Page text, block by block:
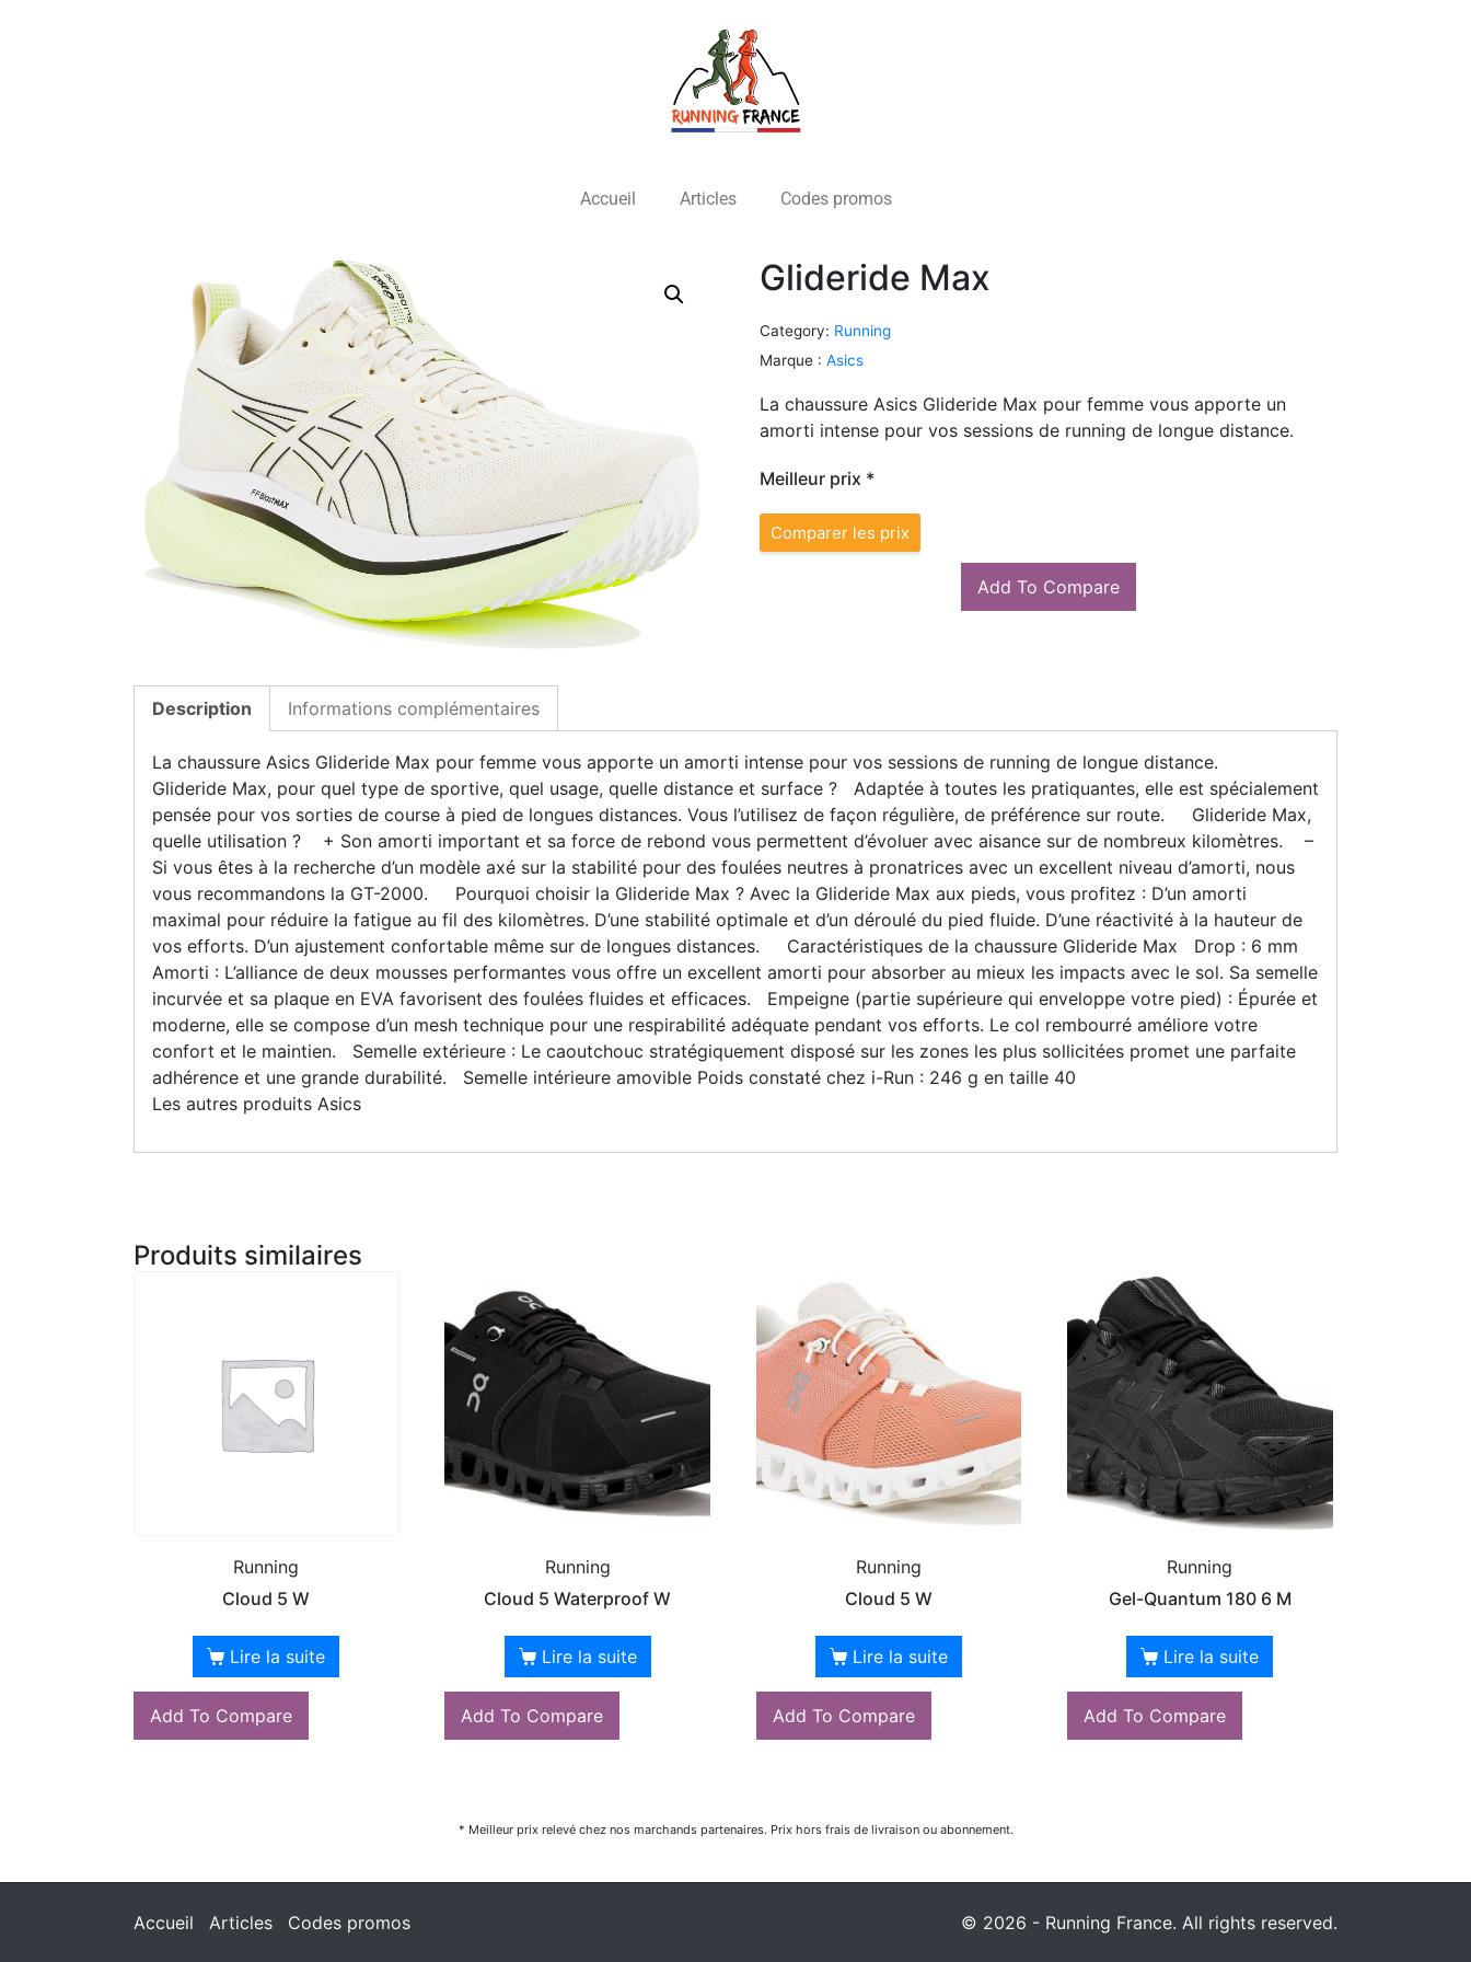
Accueil Articles Codes promos
Glideride Max
Category: Running
Marque : Asics
La chaussure Asics Glideride Max pour femme vous apporte un
amorti intense pour vos sessions de running de longue distance.
Meilleur prix *
Comparer les prix
Add To Compare
Description Informations complémentaires
La chaussure Asics Glideride Max pour femme vous apporte un amorti intense pour vos sessions de running de longue distance.
Glideride Max, pour quel type de sportive, quel usage, quelle distance et surface ? Adaptée à toutes les pratiquantes, elle est spécialement
pensée pour vos sorties de course à pied de longues distances. Vous l’utilisez de façon régulière, de préférence sur route. Glideride Max,
quelle utilisation ? + Son amorti important et sa force de rebond vous permettent d’évoluer avec aisance sur de nombreux kilomètres. –
Si vous êtes à la recherche d’un modèle axé sur la stabilité pour des foulées neutres à pronatrices avec un excellent niveau d’amorti, nous
vous recommandons la GT-2000. Pourquoi choisir la Glideride Max ? Avec la Glideride Max aux pieds, vous profitez : D’un amorti
maximal pour réduire la fatigue au fil des kilomètres. D’une stabilité optimale et d’un déroulé du pied fluide. D’une réactivité à la hauteur de
vos efforts. D’un ajustement confortable même sur de longues distances. Caractéristiques de la chaussure Glideride Max Drop : 6 mm
Amorti : L’alliance de deux mousses performantes vous offre un excellent amorti pour absorber au mieux les impacts avec le sol. Sa semelle
incurvée et sa plaque en EVA favorisent des foulées fluides et efficaces. Empeigne (partie supérieure qui enveloppe votre pied) : Épurée et
moderne, elle se compose d’un mesh technique pour une respirabilité adéquate pendant vos efforts. Le col rembourré améliore votre
confort et le maintien. Semelle extérieure : Le caoutchouc stratégiquement disposé sur les zones les plus sollicitées promet une parfaite
adhérence et une grande durabilité. Semelle intérieure amovible Poids constaté chez i-Run : 246 g en taille 40
Les autres produits Asics
Produits similaires
Running
Cloud 5 W
Lire la suite
Add To Compare
Running
Cloud 5 Waterproof W
Lire la suite
Add To Compare
Running
Cloud 5 W
Lire la suite
Add To Compare
Running
Gel-Quantum 180 6 M
Lire la suite
Add To Compare
* Meilleur prix relevé chez nos marchands partenaires. Prix hors frais de livraison ou abonnement.
Accueil Articles Codes promos © 2026 - Running France. All rights reserved.